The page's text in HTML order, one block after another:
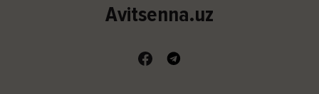
Avitsenna.uz